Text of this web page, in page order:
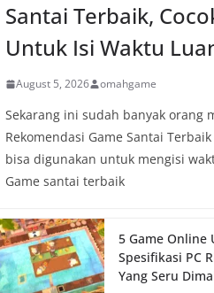
Santai Terbaik,
Untuk Isi Waktu
August 5, 2026 omahgame
Sekarang ini sudah banyak orang
Rekomendasi Game Santai
bisa digunakan untuk mengisi
Game santai terbaik
5 Game Online
Spesifikasi PC
Yang Seru